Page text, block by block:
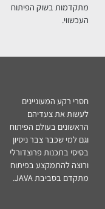
Backend, תוך שימוש
בכלים וטכנולוגיות
עבודה עם טכנולוגיות
מובילות כמו Spring
Framework, React,
MySQL, ו-MongoDB,
המהוות את הסטנדרט
בתעשייה כיום. הכלים